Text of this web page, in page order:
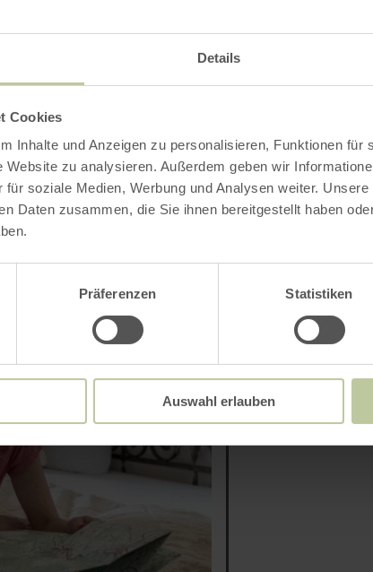
Details
Cookies
Inhalte und Anzeigen zu personalisieren, Funktionen für
Website zu analysieren. Außerdem geben wir
für soziale Medien, Werbung und Analysen weiter.
Daten zusammen, die Sie ihnen bereitgestellt haben
Präferenzen Statistiken
Auswahl erlauben